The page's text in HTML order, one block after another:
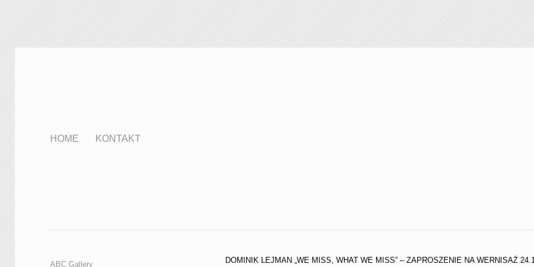
HOME KONTAKT
DOMINIK LEJMAN „WE MISS, WHAT WE MISS” – ZAPROSZENIE NA WERNISAŻ
ABC Gallery